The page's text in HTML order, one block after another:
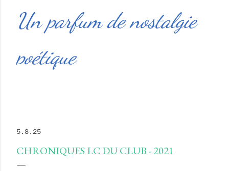
Un parfum de nostalgie
poétique
5.8.25
CHRONIQUES LC DU CLUB - 2021